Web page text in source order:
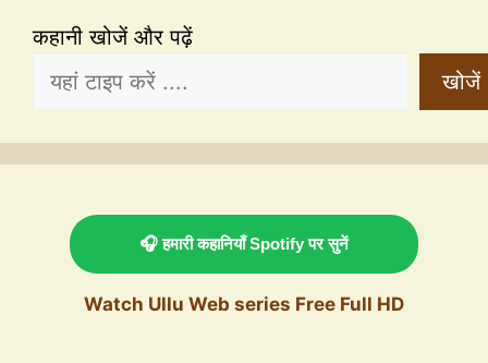
कहानी खोजें और पढ़ें
खोजें
🎧 हमारी कहानियाँ Spotify पर सुनें
Watch Ullu Web series Free Full HD